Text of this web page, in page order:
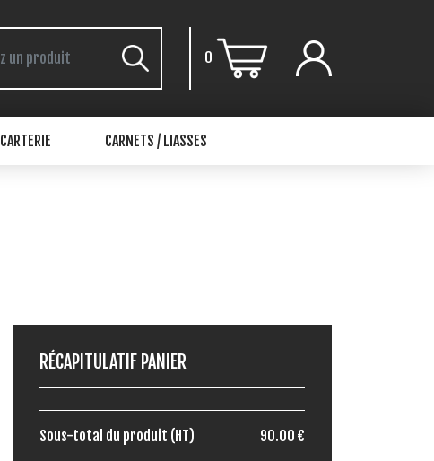
0
CARTERIE CARNETS / LIASSES
RÉCAPITULATIF PANIER
Sous-total du produit (HT)
90.00 €